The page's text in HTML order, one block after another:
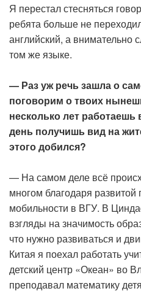
Я перестал стесняться
ребята больше не
английский, а внимательно
том же языке.
— Раз уж речь зашла о
поговорим о твоих
несколько лет работаешь
день получишь вид на
этого добился?
— На самом деле всё
многом благодаря
мобильности в ВГУ. В
взгляды на значимость
что нужно развиваться и
Китая я поехал работать
детский центр «Океан» во
преподавал математику